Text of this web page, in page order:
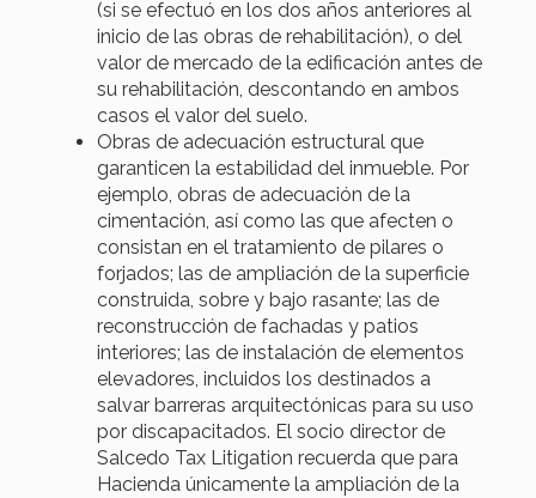
(si se efectuó en los dos años anteriores al
inicio de las obras de rehabilitación), o del
valor de mercado de la edificación antes de
su rehabilitación, descontando en ambos
casos el valor del suelo.
Obras de adecuación estructural que
garanticen la estabilidad del inmueble. Por
ejemplo, obras de adecuación de la
cimentación, así como las que afecten o
consistan en el tratamiento de pilares o
forjados; las de ampliación de la superficie
construida, sobre y bajo rasante; las de
reconstrucción de fachadas y patios
interiores; las de instalación de elementos
elevadores, incluidos los destinados a
salvar barreras arquitectónicas para su uso
por discapacitados. El socio director de
Salcedo Tax Litigation recuerda que para
Hacienda únicamente la ampliación de la